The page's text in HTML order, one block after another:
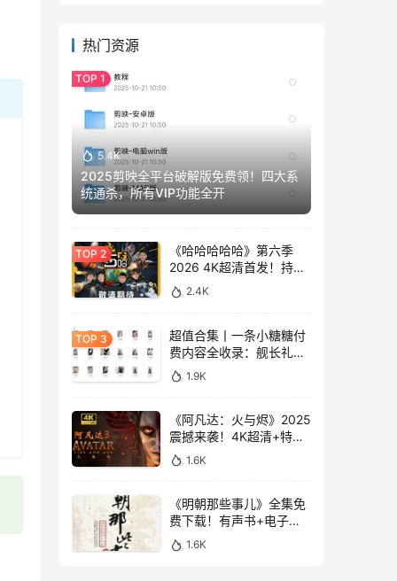
热门资源
5.4K
2025剪映全平台破解版免费领！四大系
统通杀，所有VIP功能全开
《哈哈哈哈哈》第六季
2026 4K超清首发！持续
更新免费看
2.4K
超值合集丨一条小糖糖付
费内容全收录：舰长礼包
+精选热舞+助眠视频
1.9K
《阿凡达：火与烬》2025
震撼来袭！4K超清+特效
中字，附前两部经典
1.6K
《明朝那些事儿》全集免
费下载！有声书+电子书
大合集，3.1GB超值珍藏
版
1.6K